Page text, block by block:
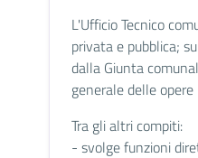
L'Ufficio Tecnico
privata e pubblica;
dalla Giunta
generale delle opere
Tra gli altri compiti:
- svolge funzioni